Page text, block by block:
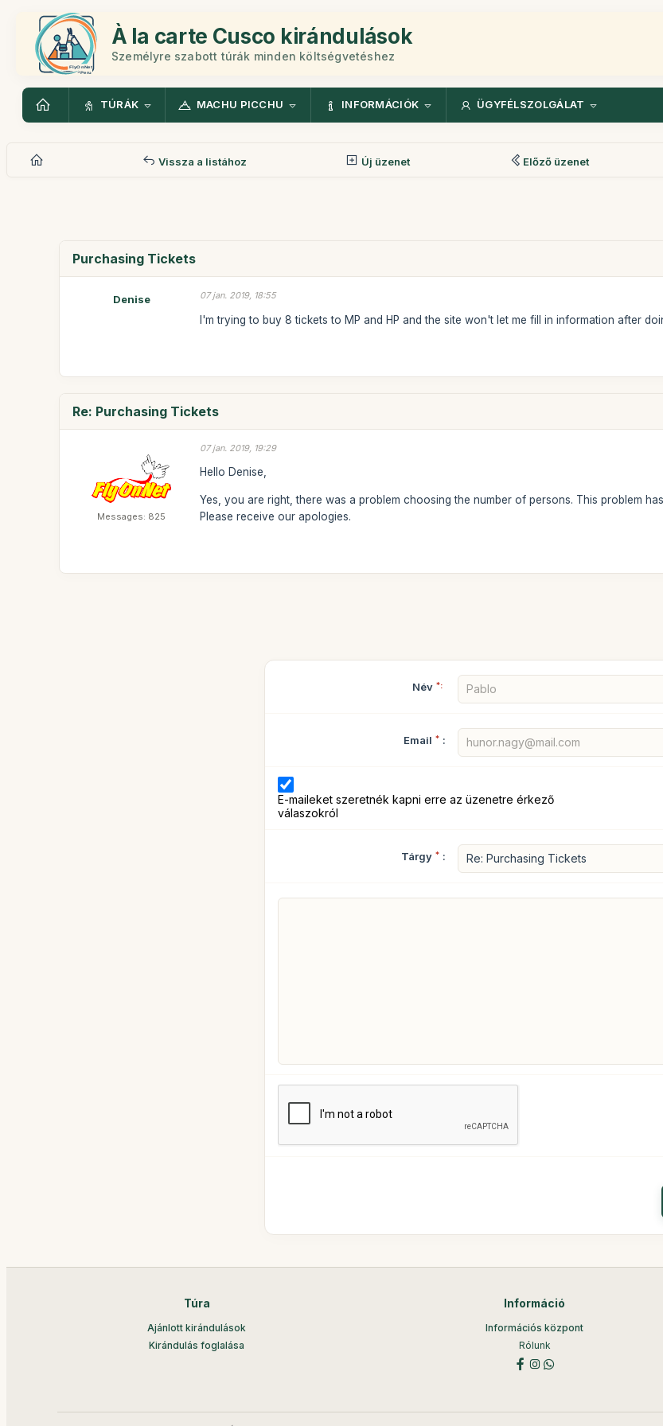
À la carte Cusco kirándulások
Személyre szabott túrák minden költségvetéshez
TÚRÁK MACHU PICCHU INFORMÁCIÓK ÜGYFÉLSZOLGÁLAT
Vissza a listához Új üzenet Előző üzenet
Purchasing Tickets
Denise 07 jan. 2019, 18:55
I'm trying to buy 8 tickets to MP and HP and the site won't let me fill in information after
Re: Purchasing Tickets
Messages: 825
07 jan. 2019, 19:29
Hello Denise,
Yes, you are right, there was a problem choosing the number of persons. This problem
Please receive our apologies.
Név *:
Email * :
E-maileket szeretnék kapni erre az üzenetre érkező
válaszokról
Tárgy * :
Túra
Ajánlott kirándulások
Kirándulás foglalása
Információ
Információs központ
Rólunk